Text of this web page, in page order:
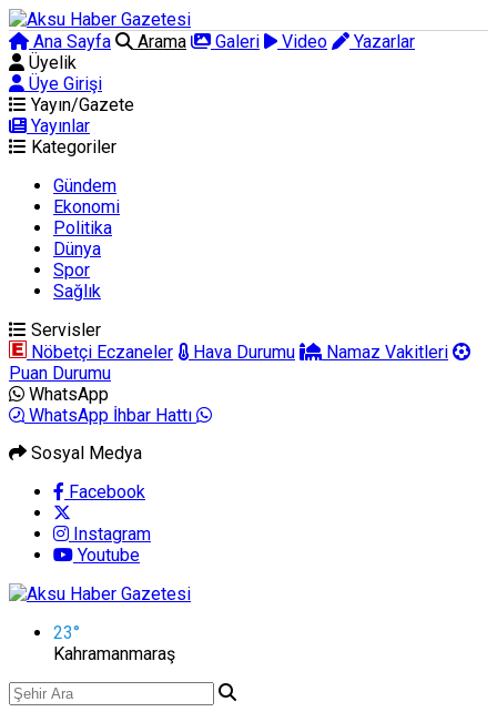
Ana Sayfa Arama Galeri Video
Yazarlar
Üyelik
Üye Girişi
Yayın/Gazete
Yayınlar
Kategoriler
Gündem
Ekonomi
Politika
Dünya
Spor
Sağlık
Servisler
Nöbetçi Eczaneler
Hava Durumu
Namaz Vakitleri
Puan Durumu
WhatsApp
WhatsApp İhbar Hattı
Sosyal Medya
Facebook
Instagram
Youtube
23°
Kahramanmaraş